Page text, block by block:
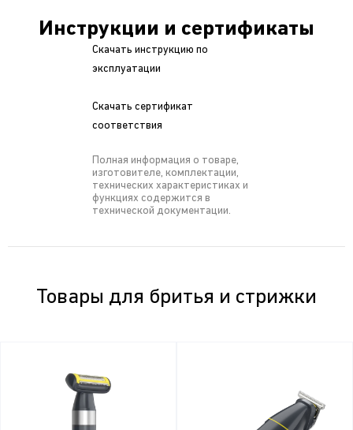
Инструкции и сертификаты
Скачать инструкцию по
эксплуатации
Скачать сертификат
соответствия
Полная информация о товаре,
изготовителе, комплектации,
технических характеристиках и
функциях содержится в
технической документации.
Товары для бритья и стрижки